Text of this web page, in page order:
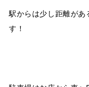
駅からは少し距離があ
す！